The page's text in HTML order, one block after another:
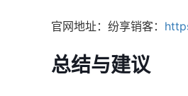
官网地址：纷享销客：
总结与建议